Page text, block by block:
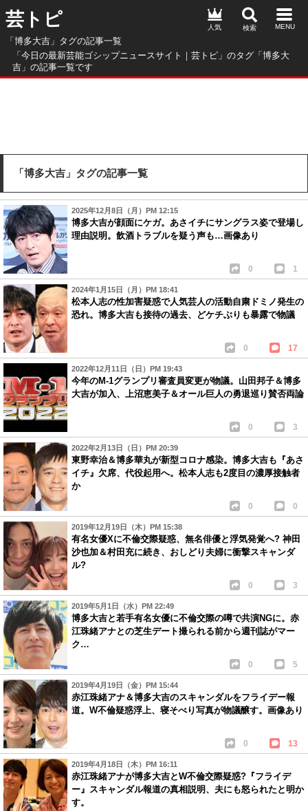
芸トピ
「博多大吉」タグの記事一覧
「今日の最新芸能ゴシップニュースサイト｜芸トピ」のタグ「博多大
吉」の記事一覧です
人気
「博多大吉」タグの記事一覧
2025年12月8日（月）PM 12:15
博多大吉が顔面にケガ。あさイチにサングラス姿で登場し
理由説明。飲酒トラブルを疑う声も…画像あり
0 1
2024年1月15日（月）PM 18:41
松本人志の性加害疑惑で人気芸人の活動自粛ドミノ発生の
恐れ。博多大吉も接待の過去、どケチぶりも暴露で物議
0 17
2022年12月11日（日）PM 19:43
今年のM-1グランプリ審査員変更が物議。山田邦子＆博多
大吉が加入、上沼恵美子＆オール巨人の勇退巡り賛否両論
0 3
2022年2月13日（日）PM 20:39
東野幸治＆博多華丸が新型コロナ感染。博多大吉も『あさ
イチ』欠席、代役起用へ。松本人志も2度目の濃厚接触者
か
0 0
2019年12月19日（木）PM 15:38
有名女優Xに不倫交際疑惑、無名俳優と浮気発覚へ? 神田
沙也加＆村田充に続き、おしどり夫婦に衝撃スキャンダ
ル?
0 3
2019年5月1日（水）PM 22:49
博多大吉と若手有名女優に不倫交際の噂で共演NGに。赤
江珠緒アナとの芝生デート撮られる前から週刊誌がマー
ク…
0 5
2019年4月19日（金）PM 15:44
赤江珠緒アナ＆博多大吉のスキャンダルをフライデー報
道。W不倫疑惑浮上、寝そべり写真が物議醸す。画像あり
0 13
2019年4月18日（木）PM 16:11
赤江珠緒アナが博多大吉とW不倫交際疑惑?『フライデ
ー』スキャンダル報道の真相説明、夫にも怒られたと明か
す。